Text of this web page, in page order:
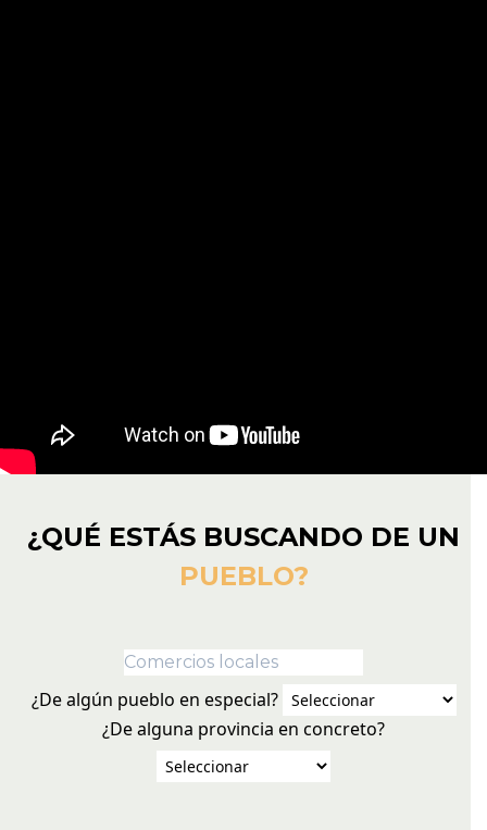
¿QUÉ ESTÁS BUSCANDO DE UN
PUEBLO?
¿De algún pueblo en especial?
¿De alguna provincia en concreto?